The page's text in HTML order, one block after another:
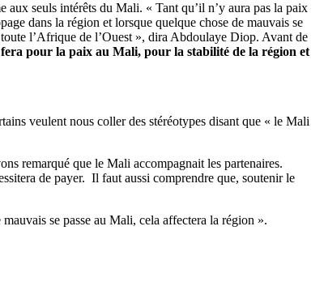
seuls intérêts du Mali. « Tant qu’il n’y aura pas la paix
dans la région et lorsque quelque chose de mauvais se
l’Afrique de l’Ouest », dira Abdoulaye Diop. Avant de
pour la paix au Mali, pour la stabilité de la région et
veulent nous coller des stéréotypes disant que « le Mali
remarqué que le Mali accompagnait les partenaires.
de payer. Il faut aussi comprendre que, soutenir le
se passe au Mali, cela affectera la région ».